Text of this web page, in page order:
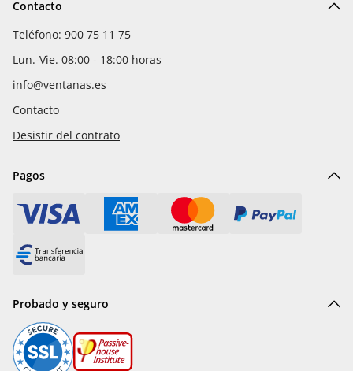
Contacto
Teléfono: 900 75 11 75
Lun.-Vie. 08:00 - 18:00 horas
info@ventanas.es
Contacto
Desistir del contrato
Pagos
Probado y seguro